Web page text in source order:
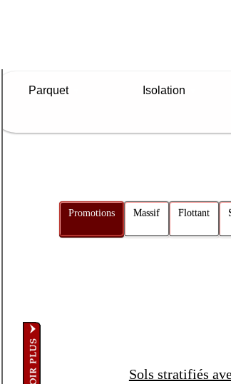
Parquet Isolation
Promotions Massif Flottant
Sols stratifiés